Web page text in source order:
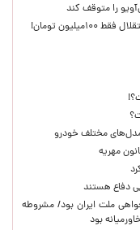
را متوقف کند
تومان!
مهریه
دفاع هستند
ملت ایران بود/ مشروطه
بود